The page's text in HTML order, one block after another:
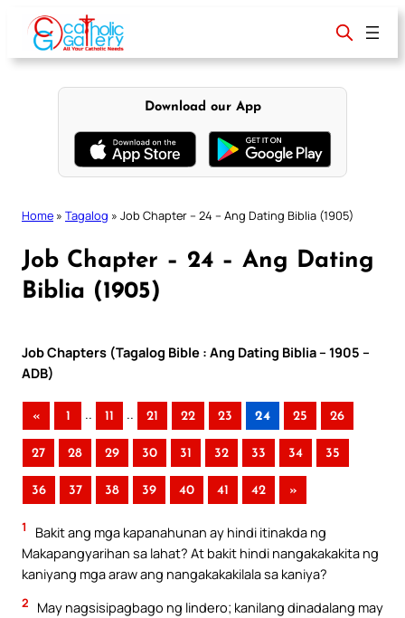
content
Download our App
Home » Tagalog » Job Chapter – 24 – Ang Dating Biblia (1905)
Job Chapter – 24 – Ang Dating
Biblia (1905)
Job Chapters (Tagalog Bible : Ang Dating Biblia – 1905 –
ADB)
« 1 .. 11 .. 21 22 23 24 25 26
27 28 29 30 31 32 33 34 35
36 37 38 39 40 41 42 »
1
Bakit ang mga kapanahunan ay hindi itinakda ng
Makapangyarihan sa lahat? At bakit hindi nangakakakita ng
kaniyang mga araw ang nangakakakilala sa kaniya?
2
May nagsisipagbago ng lindero; kanilang dinadalang may